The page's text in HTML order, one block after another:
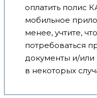
оплатить полис
мобильное
менее, учтите,
потребоваться
документы и/
в некоторых